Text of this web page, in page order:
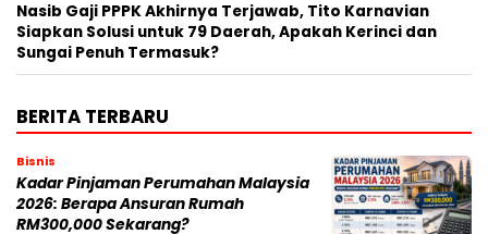
Nasib Gaji PPPK Akhirnya Terjawab, Tito Karnavian
Siapkan Solusi untuk 79 Daerah, Apakah Kerinci dan
Sungai Penuh Termasuk?
BERITA TERBARU
Bisnis
Kadar Pinjaman Perumahan Malaysia
2026: Berapa Ansuran Rumah
RM300,000 Sekarang?